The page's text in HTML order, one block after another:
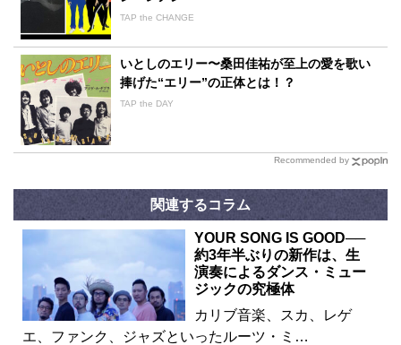
TAP the CHANGE
いとしのエリー〜桑田佳祐が至上の愛を歌い
捧げた“エリー”の正体とは！？
TAP the DAY
Recommended by
関連するコラム
YOUR SONG IS GOOD──
約3年半ぶりの新作は、生
演奏によるダンス・ミュー
ジックの究極体
カリブ音楽、スカ、レゲ
エ、ファンク、ジャズといったルーツ・ミ…